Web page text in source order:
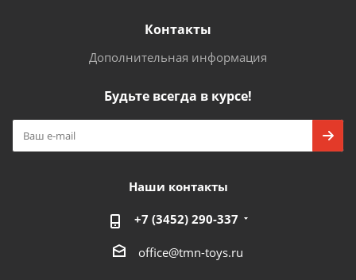
Контакты
Дополнительная информация
Будьте всегда в курсе!
Наши контакты
+7 (3452) 290-337
office@tmn-toys.ru